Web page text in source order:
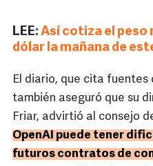
LEE: Así cotiza el peso
dólar la mañana de
El diario, que cita fuentes
también aseguró que su
Friar, advirtió al consejo
OpenAI puede tener
futuros contratos de